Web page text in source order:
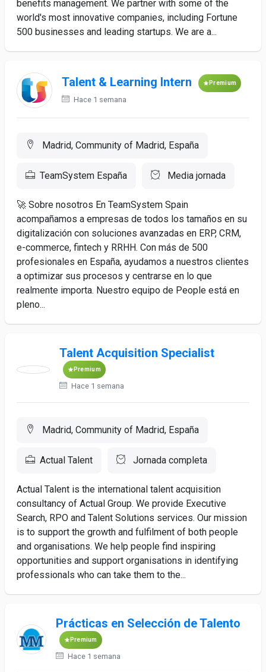
benefits management. We partner with some of the
world's most innovative companies, including Fortune
500 businesses and leading startups. We are a...
Talent & Learning Intern Premium
Hace 1 semana
Madrid, Community of Madrid, España
TeamSystem España Media jornada
🚀 Sobre nosotros En TeamSystem Spain
acompañamos a empresas de todos los tamaños en su
digitalización con soluciones avanzadas en ERP, CRM,
e-commerce, fintech y RRHH. Con más de 500
profesionales en España, ayudamos a nuestros clientes
a optimizar sus procesos y centrarse en lo que
realmente importa. Nuestro equipo de People está en
pleno...
Talent Acquisition Specialist
Premium
Hace 1 semana
Madrid, Community of Madrid, España
Actual Talent Jornada completa
Actual Talent is the international talent acquisition
consultancy of Actual Group. We provide Executive
Search, RPO and Talent Solutions services. Our mission
is to support the growth and fulfilment of both people
and organisations. We help people find inspiring
opportunities and support organisations in identifying
professionals who can take them to the...
Prácticas en Selección de Talento
Premium
Hace 1 semana